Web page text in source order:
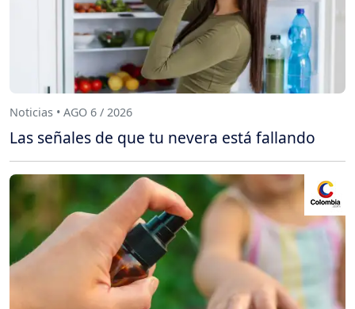
Noticias • AGO 6 / 2026
Las señales de que tu nevera está fallando